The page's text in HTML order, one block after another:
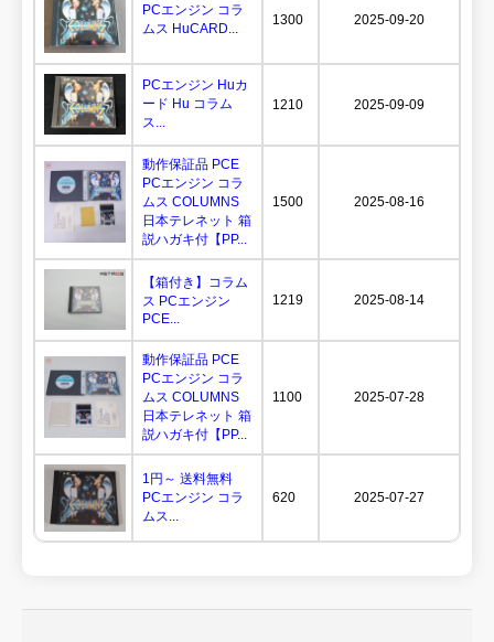
PCエンジン コラ
ムス HuCARD...
1300 2025-09-20
PCエンジン Huカ
ード Hu コラム
ス...
1210 2025-09-09
動作保証品 PCE
PCエンジン コラ
ムス COLUMNS
日本テレネット 箱
説ハガキ付【PP...
1500 2025-08-16
【箱付き】コラム
ス PCエンジン
PCE...
1219 2025-08-14
動作保証品 PCE
PCエンジン コラ
ムス COLUMNS
日本テレネット 箱
説ハガキ付【PP...
1100 2025-07-28
1円～ 送料無料
PCエンジン コラ
ムス...
620 2025-07-27